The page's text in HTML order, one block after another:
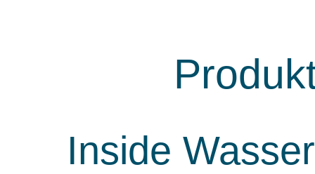
Inside